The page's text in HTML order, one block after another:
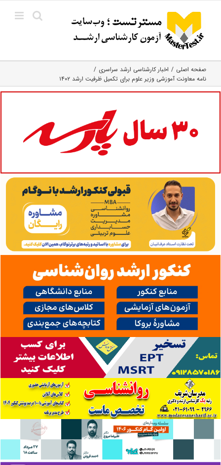
content
صفحه اصلی
اخبار کارشناسی ارشد سراسری
نامه معاونت آموزشی وزیر علوم برای تکمیل ظرفیت ارشد ۱۴۰۲